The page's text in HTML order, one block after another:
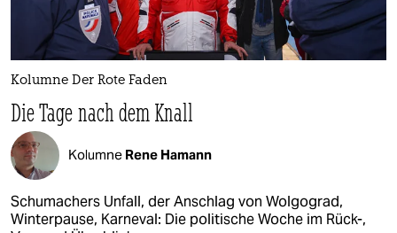
Kolumne Der Rote Faden
Die Tage nach dem Knall
Kolumne Rene Hamann
Schumachers Unfall, der Anschlag von Wolgograd,
Winterpause, Karneval: Die politische Woche im Rück-,